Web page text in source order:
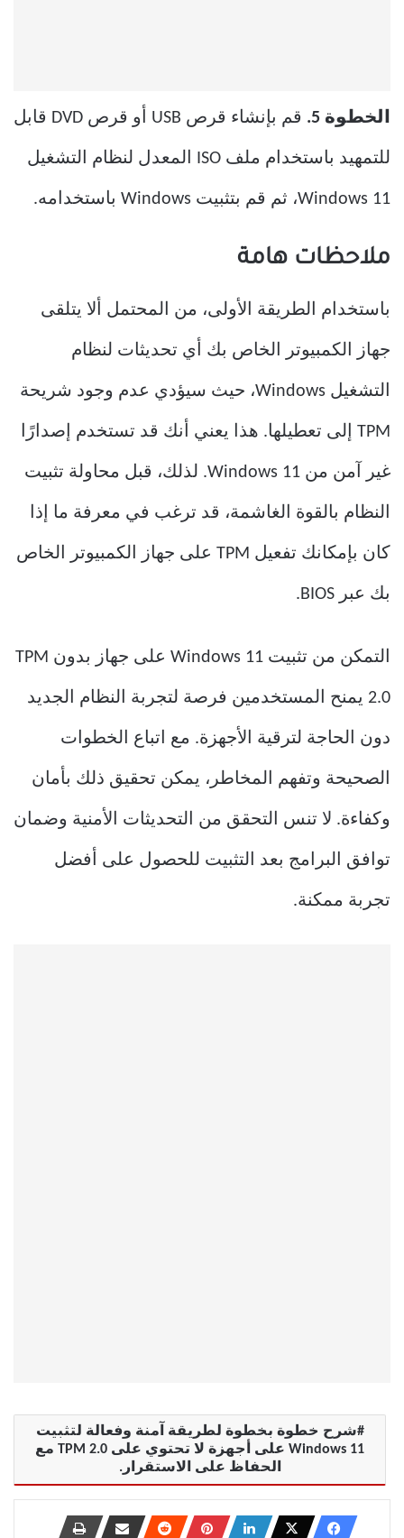
الخطوة 5. قم بإنشاء قرص USB أو قرص DVD قابل
للتمهيد باستخدام ملف ISO المعدل لنظام التشغيل
Windows 11، ثم قم بتثبيت Windows باستخدامه.
ملاحظات هامة
باستخدام الطريقة الأولى، من المحتمل ألا يتلقى
جهاز الكمبيوتر الخاص بك أي تحديثات لنظام
التشغيل Windows، حيث سيؤدي عدم وجود شريحة
TPM إلى تعطيلها. هذا يعني أنك قد تستخدم إصدارًا
غير آمن من Windows 11. لذلك، قبل محاولة تثبيت
النظام بالقوة الغاشمة، قد ترغب في معرفة ما إذا
كان بإمكانك تفعيل TPM على جهاز الكمبيوتر الخاص
بك عبر BIOS.
التمكن من تثبيت Windows 11 على جهاز بدون TPM
2.0 يمنح المستخدمين فرصة لتجربة النظام الجديد
دون الحاجة لترقية الأجهزة. مع اتباع الخطوات
الصحيحة وتفهم المخاطر، يمكن تحقيق ذلك بأمان
وكفاءة. لا تنس التحقق من التحديثات الأمنية وضمان
توافق البرامج بعد التثبيت للحصول على أفضل
تجربة ممكنة.
شرح خطوة بخطوة لطريقة آمنة وفعالة لتثبيت
Windows 11 على أجهزة لا تحتوي على TPM 2.0 مع
الحفاظ على الاستقرار.